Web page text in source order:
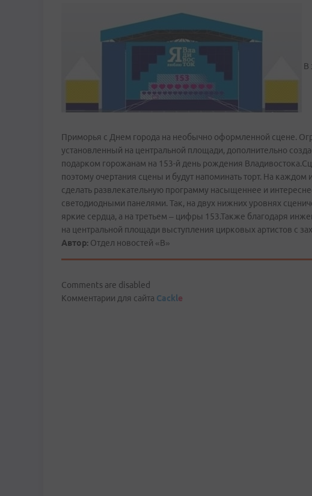
В
Приморья с Днем города на необычно оформленной сцене.
установленный на центральной площади, дополнительно
подарком горожанам на 153-й день рождения
поэтому очертания сцены и будут напоминать торт. На каждом
сделать развлекательную программу насыщеннее и
светодиодными панелями. Так, на двух нижних уровнях
яркие сердца, а на третьем – цифры 153.Также благодаря
на центральной площади выступления цирковых артистов с
Автор: Отдел новостей «В»
Comments are disabled
Комментарии для сайта Cackle